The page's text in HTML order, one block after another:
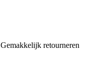
Gemakkelijk retourneren